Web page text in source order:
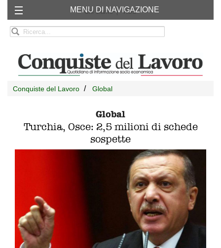
Chi siamo RSS
MENU DI NAVIGAZIONE
Conquiste del Lavoro Global
Global
Turchia, Osce: 2,5 milioni di schede
sospette